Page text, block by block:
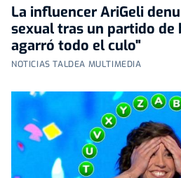
La influencer AriGeli
sexual tras un partido de
agarró todo el culo"
NOTICIAS TALDEA MULTIMEDIA